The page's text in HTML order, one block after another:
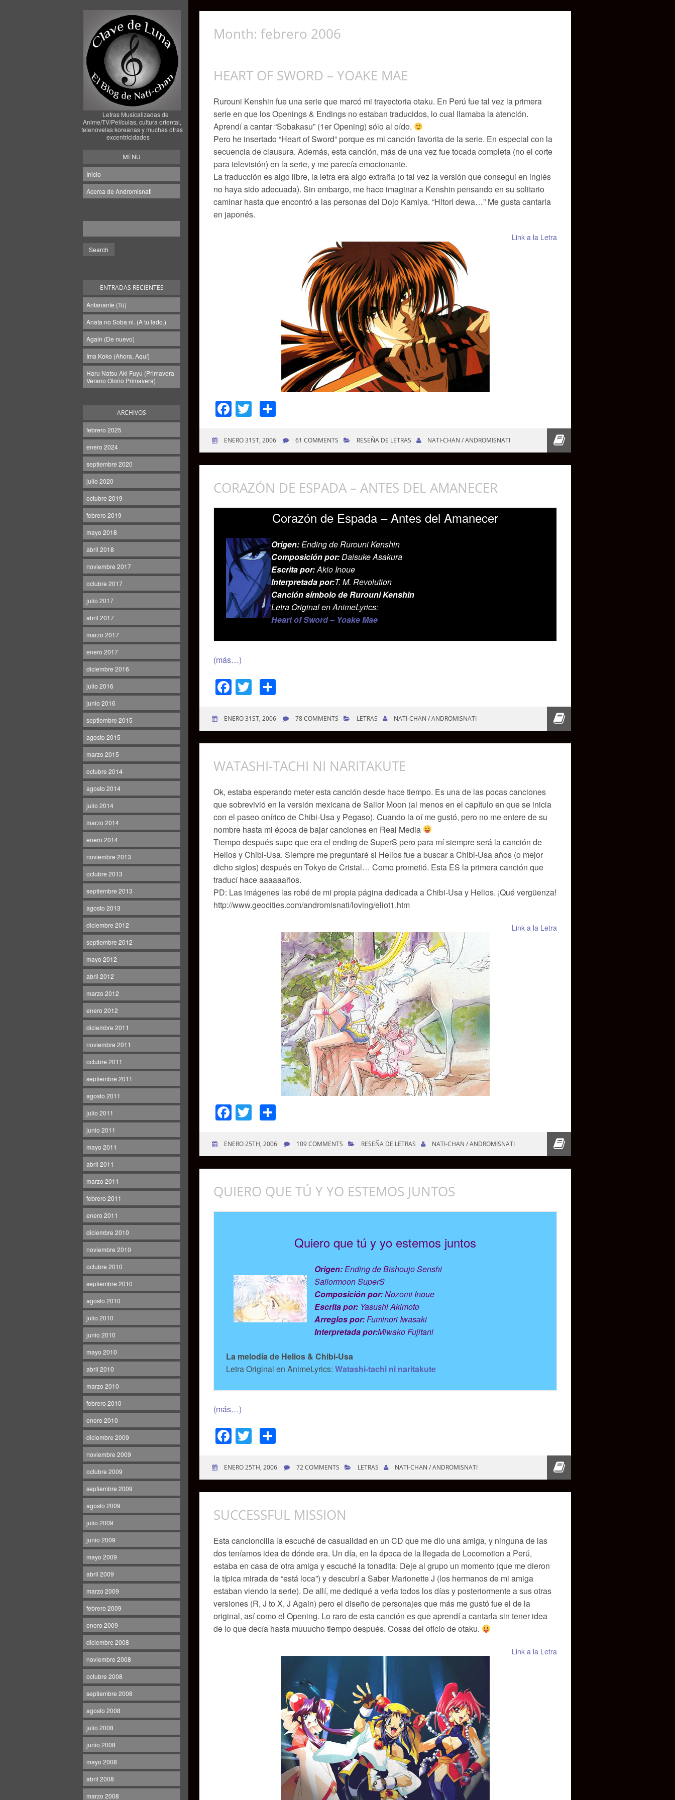
Letras Musicalizadas de
Anime/TV/Películas, cultura oriental,
telenovelas koreanas y muchas otras
excentricidades
MENU
Inicio
Acerca de Andromisnati
ENTRADAS RECIENTES
Antanante (Tú)
Anata no Soba ni. (A tu lado.)
Again (De nuevo)
Ima Koko (Ahora, Aquí)
Haru Natsu Aki Fuyu (Primavera
Verano Otoño Primavera)
ARCHIVOS
febrero 2025
enero 2024
septiembre 2020
julio 2020
octubre 2019
febrero 2019
mayo 2018
abril 2018
noviembre 2017
octubre 2017
julio 2017
abril 2017
marzo 2017
enero 2017
diciembre 2016
julio 2016
junio 2016
septiembre 2015
agosto 2015
marzo 2015
octubre 2014
agosto 2014
julio 2014
marzo 2014
enero 2014
noviembre 2013
octubre 2013
septiembre 2013
agosto 2013
diciembre 2012
septiembre 2012
mayo 2012
abril 2012
marzo 2012
enero 2012
diciembre 2011
noviembre 2011
octubre 2011
septiembre 2011
agosto 2011
julio 2011
junio 2011
mayo 2011
abril 2011
marzo 2011
febrero 2011
enero 2011
diciembre 2010
noviembre 2010
octubre 2010
septiembre 2010
agosto 2010
julio 2010
junio 2010
mayo 2010
abril 2010
marzo 2010
febrero 2010
enero 2010
diciembre 2009
noviembre 2009
octubre 2009
septiembre 2009
agosto 2009
julio 2009
junio 2009
mayo 2009
abril 2009
marzo 2009
febrero 2009
enero 2009
diciembre 2008
noviembre 2008
octubre 2008
septiembre 2008
agosto 2008
julio 2008
junio 2008
mayo 2008
abril 2008
marzo 2008
Month: febrero 2006
HEART OF SWORD – YOAKE MAE
Rurouni Kenshin fue una serie que marcó mi trayectoria otaku. En Perú fue tal vez la primera
serie en que los Openings & Endings no estaban traducidos, lo cual llamaba la atención.
Aprendí a cantar “Sobakasu” (1er Opening) sólo al oído.
Pero he insertado “Heart of Sword” porque es mi canción favorita de la serie. En especial con la
secuencia de clausura. Además, esta canción, más de una vez fue tocada completa (no el corte
para televisión) en la serie, y me parecía emocionante.
La traducción es algo libre, la letra era algo extraña (o tal vez la versión que consegui en inglés
no haya sido adecuada). Sin embargo, me hace imaginar a Kenshin pensando en su solitario
caminar hasta que encontró a las personas del Dojo Kamiya. “Hitori dewa…” Me gusta cantarla
en japonés.
Link a la Letra
Facebook
Twitter
ENERO 31ST, 2006 61 COMMENTS RESEÑA DE LETRAS NATI-CHAN / ANDROMISNATI
CORAZÓN DE ESPADA – ANTES DEL AMANECER
Corazón de Espada – Antes del Amanecer
Origen:Ending de Rurouni Kenshin
Composición por:Daisuke Asakura
Escrita por:Akio Inoue
Interpretada por:T. M. Revolution
Canción símbolo de Rurouni Kenshin
Letra Original en AnimeLyrics:
Heart of Sword – Yoake Mae
(más…)
Facebook
Twitter
ENERO 31ST, 2006 78 COMMENTS LETRAS NATI-CHAN / ANDROMISNATI
WATASHI-TACHI NI NARITAKUTE
Ok, estaba esperando meter esta canción desde hace tiempo. Es una de las pocas canciones
que sobrevivió en la versión mexicana de Sailor Moon (al menos en el capítulo en que se inicia
con el paseo onírico de Chibi-Usa y Pegaso). Cuando la oí me gustó, pero no me entere de su
nombre hasta mi época de bajar canciones en Real Media
Tiempo después supe que era el ending de SuperS pero para mí siempre será la canción de
Helios y Chibi-Usa. Siempre me preguntaré si Helios fue a buscar a Chibi-Usa años (o mejor
dicho siglos) después en Tokyo de Cristal… Como prometió. Esta ES la primera canción que
traducí hace aaaaaaños.
PD: Las imágenes las robé de mi propia página dedicada a Chibi-Usa y Helios. ¡Qué vergüenza!
http://www.geocities.com/andromisnati/loving/eliot1.htm
Link a la Letra
Facebook
Twitter
ENERO 25TH, 2006 109 COMMENTS RESEÑA DE LETRAS NATI-CHAN / ANDROMISNATI
QUIERO QUE TÚ Y YO ESTEMOS JUNTOS
Quiero que tú y yo estemos juntos
Origen:Ending de Bishoujo Senshi
Sailormoon SuperS
Composición por:Nozomi Inoue
Escrita por: Yasushi Akimoto
Arreglos por:Fuminori Iwasaki
Interpretada por:Miwako Fujitani
La melodía de Helios & Chibi-Usa
Letra Original en AnimeLyrics: Watashi-tachi ni naritakute
(más…)
Facebook
Twitter
ENERO 25TH, 2006 72 COMMENTS LETRAS NATI-CHAN / ANDROMISNATI
SUCCESSFUL MISSION
Esta cancioncilla la escuché de casualidad en un CD que me dio una amiga, y ninguna de las
dos teníamos idea de dónde era. Un día, en la época de la llegada de Locomotion a Perú,
estaba en casa de otra amiga y escuché la tonadita. Deje al grupo un momento (que me dieron
la típica mirada de “está loca”) y descubrí a Saber Marionette J (los hermanos de mi amiga
estaban viendo la serie). De allí, me dediqué a verla todos los días y posteriormente a sus otras
versiones (R, J to X, J Again) pero el diseño de personajes que más me gustó fue el de la
original, así como el Opening. Lo raro de esta canción es que aprendí a cantarla sin tener idea
de lo que decía hasta muuucho tiempo después. Cosas del oficio de otaku.
Link a la Letra